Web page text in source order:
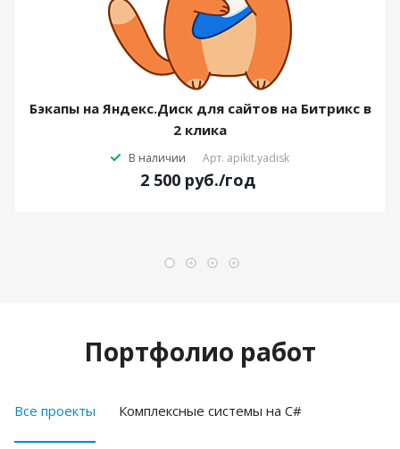
Бэкапы на Яндекс.Диск для сайтов на Битрикс в
2 клика
В наличии Арт. apikit.yadisk
2 500 руб./год
Портфолио работ
Все проекты Комплексные системы на C#